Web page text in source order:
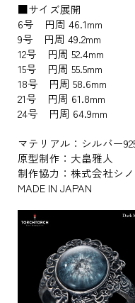
■サイズ展開
6号 円周 46.1mm
9号 円周 49.2mm
12号 円周 52.4mm
15号 円周 55.5mm
18号 円周 58.6mm
21号 円周 61.8mm
24号 円周 64.9mm
マテリアル：シルバー
原型制作：大畠雅人
制作協力：株式会社シ
MADE IN JAPAN